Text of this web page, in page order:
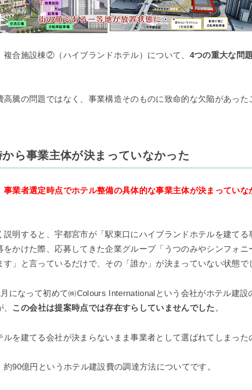
複合施設棟②（ハイブランドホテル）について、 4つの重大な問
高騰の問題ではなく、事業構造そのものに致命的な欠陥があった
から事業主体が決まっていなかった
事業者選定時点でホテル整備の具体的な事業主体が決まっていな
説明すると、宇都宮市が「駅東口にハイブランドホテルを建てる
をかけた際、応募してきた企業グループ「うつのみやシンフォニ
す」と言っているだけで、その「誰か」が決まっていない状態で
になって初めて㈱Colours Internationalという会社がホテル建設
この会社は提案時点では存在すらしていませんでした。
ルを建てる会社が決まらないまま事業者として選ばれてしまった
約90億円というホテル建設費の調達方法についてです。